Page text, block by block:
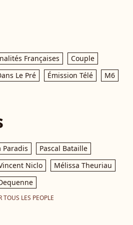
Françaises
Couple
Le Pré Émission Télé M6
Paradis
Pascal Bataille
Niclo
Mélissa Theuriau
TOUS LES PEOPLE